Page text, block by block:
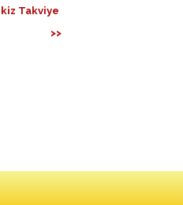
Takviye
>>